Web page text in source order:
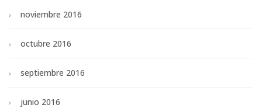
noviembre 2016
octubre 2016
septiembre 2016
junio 2016